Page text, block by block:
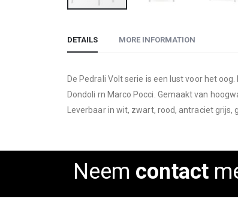
the
of
DETAILS
De Pedrali Volt serie is een lust voor het
Dondoli rn Marco Pocci. Gemaakt van
Leverbaar in wit, zwart, rood, antraciet grijs,
MORE INFORMATION
Neem contact